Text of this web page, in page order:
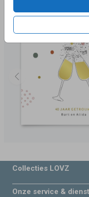
Collecties LOVZ
Onze service &